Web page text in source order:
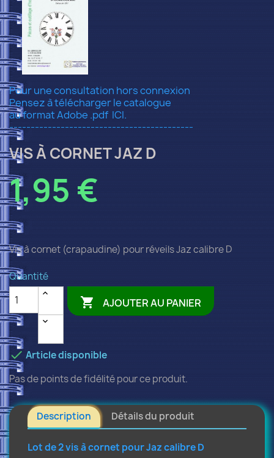
Pour une consultation hors connexion
Pensez à télécharger le catalogue
au format Adobe .pdfICI.
-------------------------------------------
VIS À CORNET JAZ D
1,95 €
Vis à cornet (crapaudine) pour réveils Jaz calibre D
Quantité
 AJOUTER AU PANIER
Article disponible
Pas de points de fidélité pour ce produit.
Description Détails du produit
Lot de 2 vis à cornet pour Jaz calibre D